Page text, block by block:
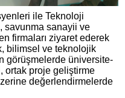
ile Teknoloji
savunma sanayii ve
firmaları ziyaret ederek
bilimsel ve teknolojik
görüşmelerde üniversite-
ortak proje geliştirme
değerlendirmelerde